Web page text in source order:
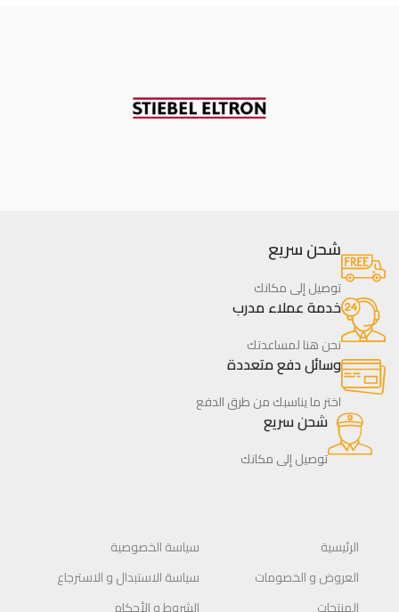
شحن سريع
توصيل إلى مكانك
خدمة عملاء مدرب
نحن هنا لمساعدتك
وسائل دفع متعددة
اختر ما يناسبك من طرق الدفع
شحن سريع
توصيل إلى مكانك
الرئيسية
العروض و الخصومات
سياسة الخصوصية
سياسة الاستبدال و الاسترجاع